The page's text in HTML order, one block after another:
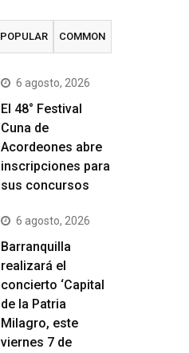
POPULAR COMMON
6 agosto, 2026
El 48° Festival
Cuna de
Acordeones abre
inscripciones para
sus concursos
6 agosto, 2026
Barranquilla
realizará el
concierto ‘Capital
de la Patria
Milagro, este
viernes 7 de